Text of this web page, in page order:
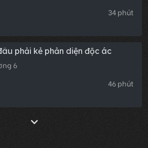
34 phút
phải kẻ phản diện độc ác
6
46 phút